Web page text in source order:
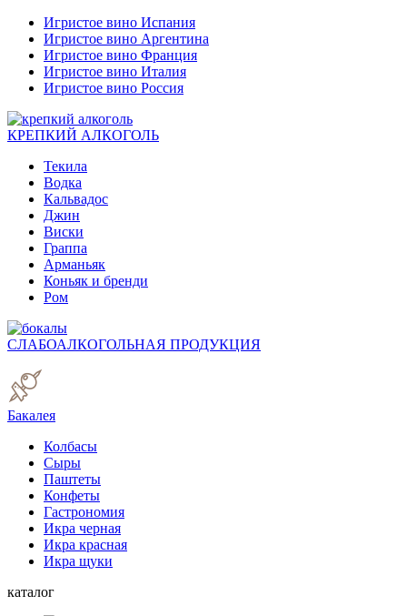
Игристое вино Испания
Игристое вино Аргентина
Игристое вино Франция
Игристое вино Италия
Игристое вино Россия
КРЕПКИЙ АЛКОГОЛЬ
Текила
Водка
Кальвадос
Джин
Виски
Граппа
Арманьяк
Коньяк и бренди
Ром
СЛАБОАЛКОГОЛЬНАЯ ПРОДУКЦИЯ
Бакалея
Колбасы
Сыры
Паштеты
Конфеты
Гастрономия
Икра черная
Икра красная
Икра щуки
каталог